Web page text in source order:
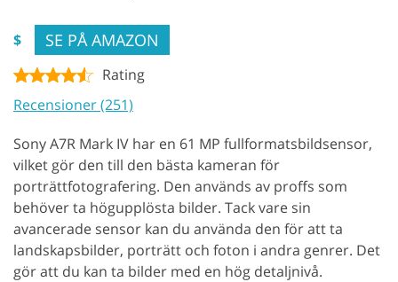
$ SE PÅ AMAZON
Rating
Recensioner (251)
Sony A7R Mark IV har en 61 MP fullformatsbildsensor,
vilket gör den till den bästa kameran för
porträttfotografering. Den används av proffs som
behöver ta högupplösta bilder. Tack vare sin
avancerade sensor kan du använda den för att ta
landskapsbilder, porträtt och foton i andra genrer. Det
gör att du kan ta bilder med en hög detaljnivå.